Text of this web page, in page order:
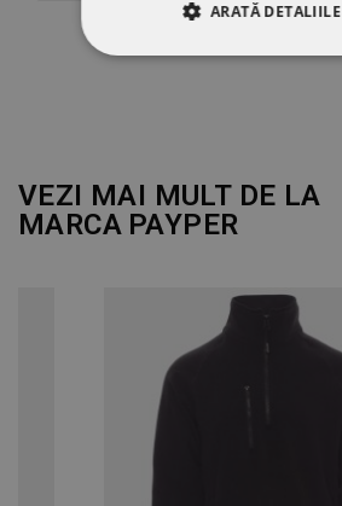
VEZI MAI MULT DE LA
MARCA PAYPER
ARATĂ DETALIILE
DE FUNCŢIONALITATE
NECLASIFICATE